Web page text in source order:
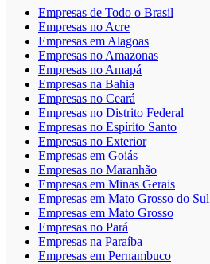
Empresas de Todo o Brasil
Empresas no Acre
Empresas em Alagoas
Empresas no Amazonas
Empresas no Amapá
Empresas na Bahia
Empresas no Ceará
Empresas no Distrito Federal
Empresas no Espírito Santo
Empresas no Exterior
Empresas em Goiás
Empresas no Maranhão
Empresas em Minas Gerais
Empresas em Mato Grosso do Sul
Empresas em Mato Grosso
Empresas no Pará
Empresas na Paraíba
Empresas em Pernambuco